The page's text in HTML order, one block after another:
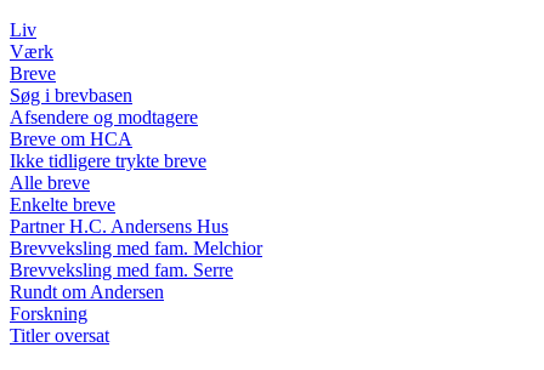
Liv
Værk
Breve
Søg i brevbasen
Afsendere og modtagere
Breve om HCA
Ikke tidligere trykte breve
Alle breve
Enkelte breve
Partner H.C. Andersens Hus
Brevveksling med fam. Melchior
Brevveksling med fam. Serre
Rundt om Andersen
Forskning
Titler oversat